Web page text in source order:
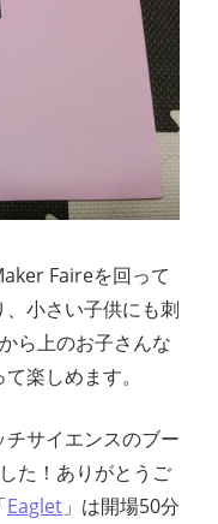
Faireを回って
小さい子供にも刺
ら上のお子さんな
楽しめます。
サイエンスのブー
た！ありがとうご
Eaglet 」は開場50分